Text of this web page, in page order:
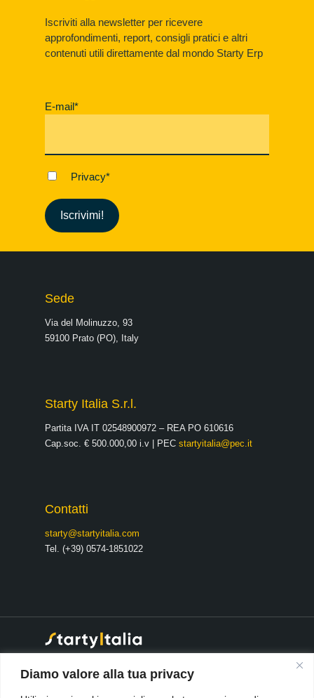
Diamo valore alla tua privacy
Iscriviti alla newsletter per ricevere
approfondimenti, report, consigli pratici e altri
contenuti utili direttamente dal mondo Starty Erp
E-mail*
Privacy*
Sede
Via del Molinuzzo, 93
59100 Prato (PO), Italy
Starty Italia S.r.l.
Partita IVA IT 02548900972 – REA PO 610616
Cap.soc. € 500.000,00 i.v | PEC startyitalia@pec.it
Contatti
starty@startyitalia.com
Tel. (+39) 0574-1851022
Società soggetta a direzione e